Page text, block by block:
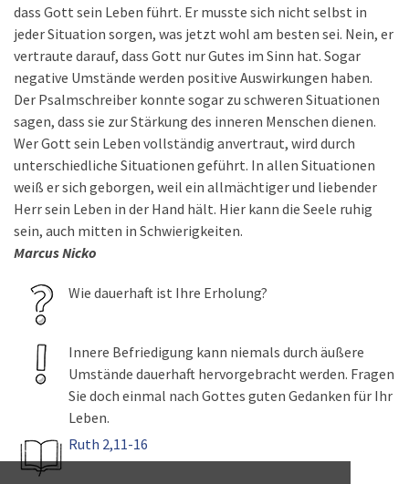
dass Gott sein Leben führt. Er musste sich nicht selbst in
jeder Situation sorgen, was jetzt wohl am besten sei. Nein, er
vertraute darauf, dass Gott nur Gutes im Sinn hat. Sogar
negative Umstände werden positive Auswirkungen haben.
Der Psalmschreiber konnte sogar zu schweren Situationen
sagen, dass sie zur Stärkung des inneren Menschen dienen.
Wer Gott sein Leben vollständig anvertraut, wird durch
unterschiedliche Situationen geführt. In allen Situationen
weiß er sich geborgen, weil ein allmächtiger und liebender
Herr sein Leben in der Hand hält. Hier kann die Seele ruhig
sein, auch mitten in Schwierigkeiten.
Marcus Nicko
Wie dauerhaft ist Ihre Erholung?
Innere Befriedigung kann niemals durch äußere
Umstände dauerhaft hervorgebracht werden. Fragen
Sie doch einmal nach Gottes guten Gedanken für Ihr
Leben.
Ruth 2,11-16